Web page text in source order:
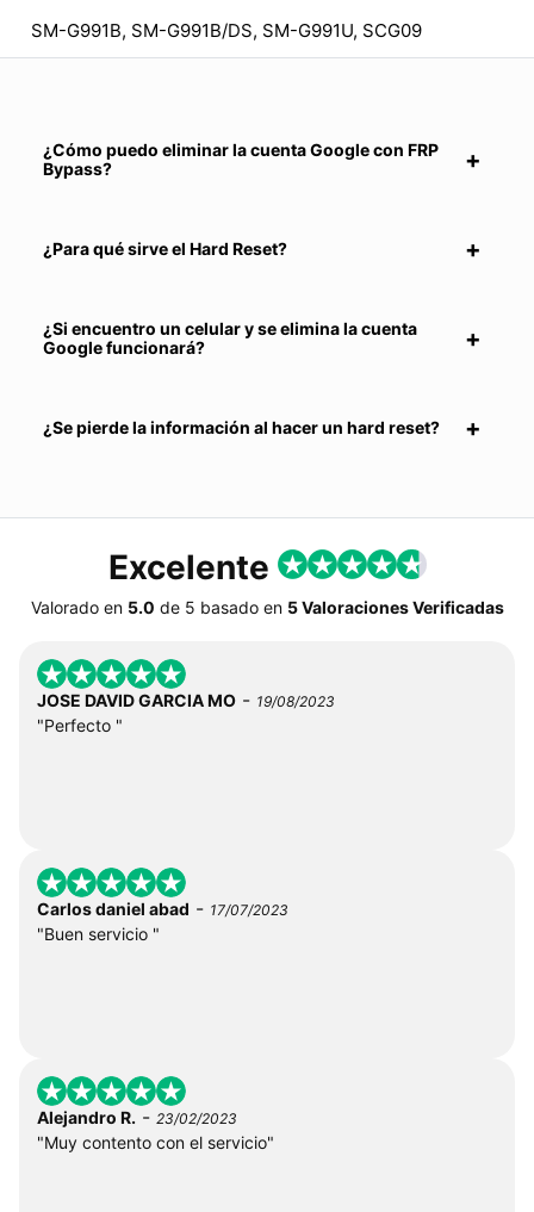
SM-G991B, SM-G991B/DS, SM-G991U, SCG09
¿Cómo puedo eliminar la cuenta Google con FRP
Bypass?
¿Para qué sirve el Hard Reset?
¿Si encuentro un celular y se elimina la cuenta
Google funcionará?
¿Se pierde la información al hacer un hard reset?
Excelente
Valorado en 5.0 de 5 basado en 5 Valoraciones Verificadas
JOSE DAVID GARCIA MO - 19/08/2023
"Perfecto "
Carlos daniel abad - 17/07/2023
"Buen servicio "
Alejandro R. - 23/02/2023
"Muy contento con el servicio"